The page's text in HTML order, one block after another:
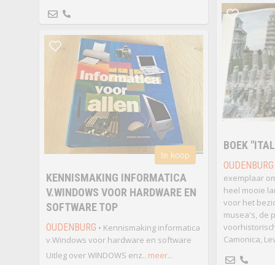
BOEK
OUDENBURG
exemplaar
heel mooie
voor het
musea's, de
Camonica,
te koop
KENNISMAKING INFORMATICA
V.WINDOWS VOOR HARDWARE EN
SOFTWARE TOP
OUDENBURG • Kennismaking informatica
v.Windows voor hardware en software
Uitleg over WINDOWS enz.. meer...